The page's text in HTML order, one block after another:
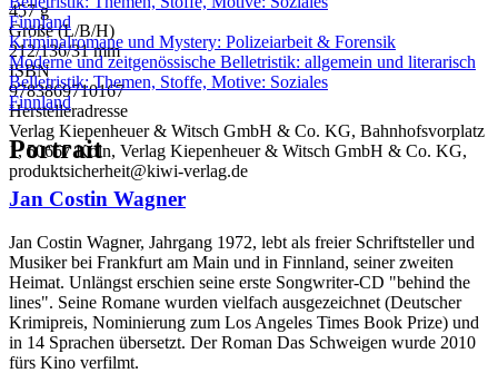
457 g
Größe (L/B/H)
212/136/31 mm
ISBN
9783869710167
Herstelleradresse
Verlag Kiepenheuer & Witsch GmbH & Co. KG, Bahnhofsvorplatz
1, 50667 Köln, Verlag Kiepenheuer & Witsch GmbH & Co. KG,
produktsicherheit@kiwi-verlag.de
Finnland
Kriminalromane und Mystery: Polizeiarbeit & Forensik
Moderne und zeitgenössische Belletristik: allgemein und literarisch
Belletristik: Themen, Stoffe, Motive: Soziales
Finnland
Portrait
Jan Costin Wagner
Jan Costin Wagner, Jahrgang 1972, lebt als freier Schriftsteller und
Musiker bei Frankfurt am Main und in Finnland, seiner zweiten
Heimat. Unlängst erschien seine erste Songwriter-CD "behind the
lines". Seine Romane wurden vielfach ausgezeichnet (Deutscher
Krimipreis, Nominierung zum Los Angeles Times Book Prize) und
in 14 Sprachen übersetzt. Der Roman Das Schweigen wurde 2010
fürs Kino verfilmt.